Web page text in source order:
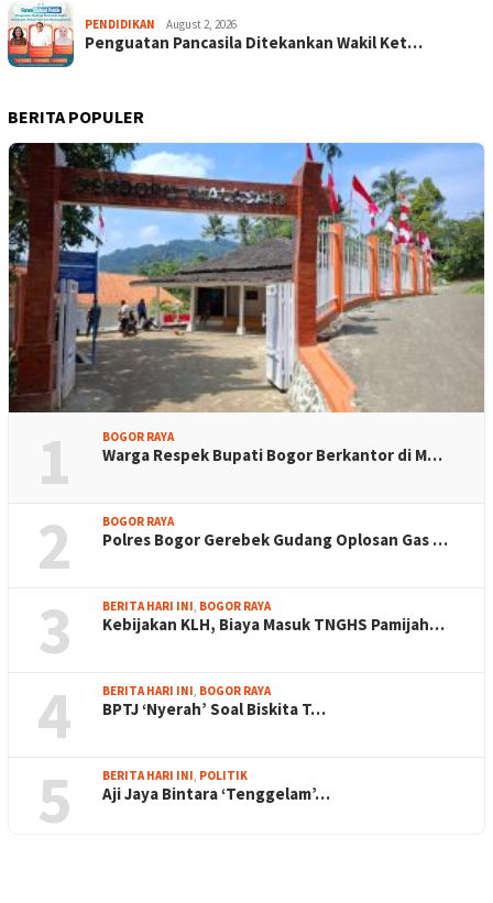
PENDIDIKAN August 2, 2026
Penguatan Pancasila Ditekankan Wakil Ket…
BERITA POPULER
1 BOGOR RAYA
Warga Respek Bupati Bogor Berkantor di M…
2 BOGOR RAYA
Polres Bogor Gerebek Gudang Oplosan Gas …
3 BERITA HARI INI, BOGOR RAYA
Kebijakan KLH, Biaya Masuk TNGHS Pamijah…
4 BERITA HARI INI, BOGOR RAYA
BPTJ ‘Nyerah’ Soal Biskita T…
5 BERITA HARI INI, POLITIK
Aji Jaya Bintara ‘Tenggelam’…